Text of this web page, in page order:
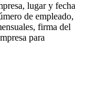
lugar y fecha
de empleado,
firma del
para